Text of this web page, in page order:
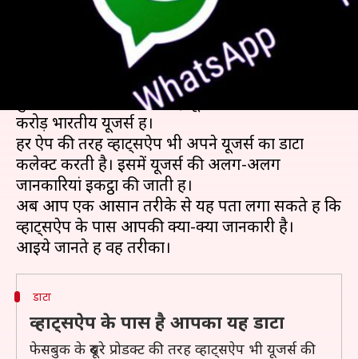
फेसबुक के मालिकाना हक वाली इंस्टैंट मैसेजिंग ऐप
व्हाट्सऐप दुनिया की सबसे लोकप्रिय चैटिंग ऐप है।
दुनियाभर में इसके 150 करोड़ यूजर्स हैं, जिनमें से 20
करोड़ भारतीय यूजर्स हैं।
हर ऐप की तरह व्हाट्सऐप भी अपने यूजर्स का डाटा
कलेक्ट करती है। इसमें यूजर्स की अलग-अलग
जानकारियां इकट्ठा की जाती हैं।
अब आप एक आसान तरीके से यह पता लगा सकते हैं कि
व्हाट्सऐप के पास आपकी क्या-क्या जानकारी है।
डाटा
व्हाट्सऐप के पास है आपका यह डाटा
फेसबुक के दूसरे प्रोडक्ट की तरह व्हाट्सऐप भी यूजर्स की